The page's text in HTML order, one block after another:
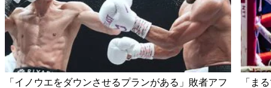
「イノウエをダウンさせるプランがある」敗者アフ
「ま